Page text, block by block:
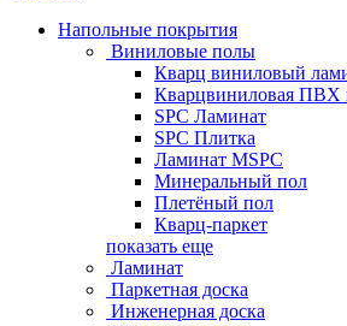
Напольные покрытия
Виниловые полы
Кварц виниловый
Кварцвиниловая ПВХ
SPC Ламинат
SPC Плитка
Ламинат MSPC
Минеральный пол
Плетёный пол
Кварц-паркет
показать еще
Ламинат
Паркетная доска
Инженерная доска